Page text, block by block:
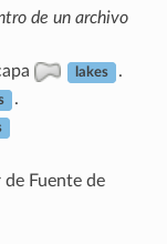
de un archivo
lakes
.
.
Fuente de